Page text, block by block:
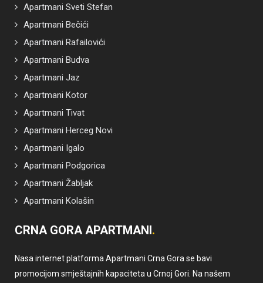
Apartmani Sveti Stefan
Apartmani Bečići
Apartmani Rafailovići
Apartmani Budva
Apartmani Jaz
Apartmani Kotor
Apartmani Tivat
Apartmani Herceg Novi
Apartmani Igalo
Apartmani Podgorica
Apartmani Žabljak
Apartmani Kolašin
CRNA GORA APARTMANI
Nasa internet platforma Apartmani Crna Gora se bavi
promocijom smještajnih kapaciteta u Crnoj Gori. Na našem